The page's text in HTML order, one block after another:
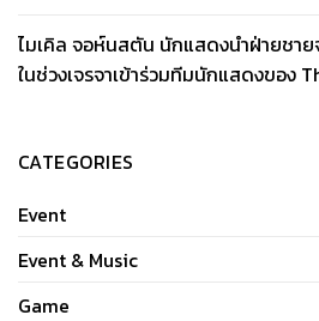
ไมเคิล จอห์นสตัน นักแสดงนำฝ่ายชาย
ในช่วงเจรจาเข้าร่วมทีมนักแสดงของ
CATEGORIES
Event
Event & Music
Game